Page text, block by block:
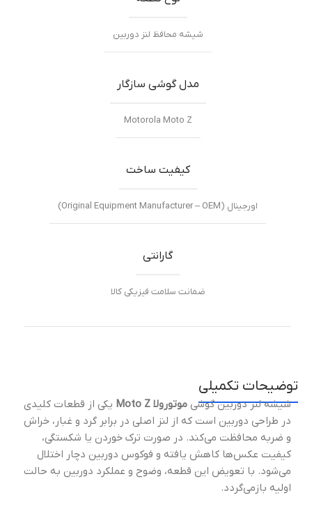
شیشه محافظ لنز دوربین
مدل گوشی سازگار
Motorola Moto Z
کیفیت ساخت
اورجینال (Original Equipment Manufacturer – OEM)
گارانتی
ضمانت سلامت فیزیکی کالا
توضیحات تکمیلی
شیشه لنز دوربین گوشی موتورولا Moto Z
یکی از قطعات کلیدی
در طراحی دوربین است که از لنز اصلی در برابر گرد و غبار، خراش
و ضربه محافظت می‌کند. در صورت ترک خوردن یا شکستگی،
کیفیت عکس‌ها کاهش یافته و فوکوس دوربین دچار اختلال
می‌شود. با تعویض این قطعه، وضوح و عملکرد دوربین به حالت
اولیه بازمی‌گردد.